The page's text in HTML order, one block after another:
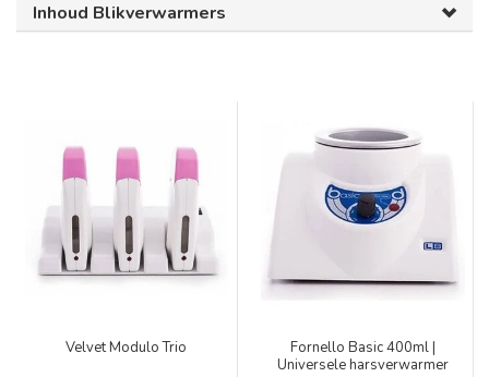
Inhoud Blikverwarmers
Velvet Modulo Trio
Fornello Basic 400ml |
Universele harsverwarmer